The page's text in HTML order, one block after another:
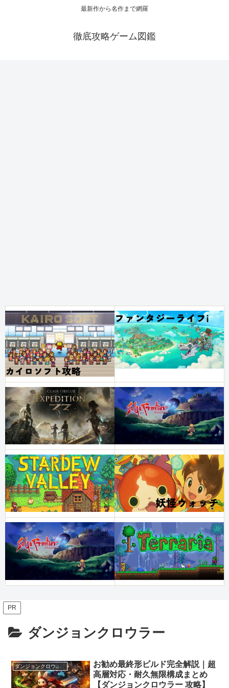
最新作から名作まで網羅
徹底攻略ゲーム図鑑
PR
ダンジョンクロウラー
ダンジョンクロウラー
お勧め最終形ビルド完全解説｜超
高層対応・耐久無限構成まとめ
【ダンジョンクロウラー 攻略】